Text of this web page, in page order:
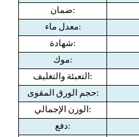
ضمان:
معدل ماء:
شهادة:
موك:
التعبئة والتغليف :
حجم الورق المقوى:
الوزن الإجمالي:
دفع: